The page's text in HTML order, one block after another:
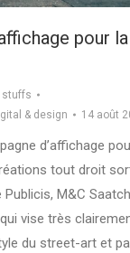
pour
stuffs
& design 14 août
d’affichage
tout droit
M&C
vise très
du street-art et